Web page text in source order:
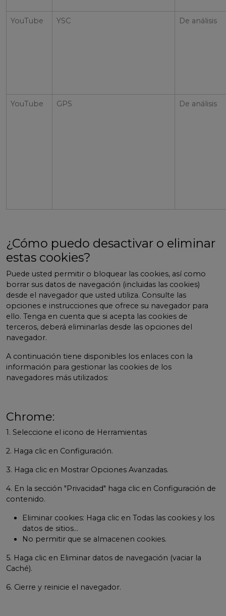
YouTube YSC De análisis
YouTube GPS De análisis
¿Cómo puedo desactivar o eliminar
estas cookies?
Puede usted permitir o bloquear las cookies, así como
borrar sus datos de navegación (incluidas las cookies)
desde el navegador que usted utiliza. Consulte las
opciones e instrucciones que ofrece su navegador para
ello. Tenga en cuenta que si acepta las cookies de
terceros, deberá eliminarlas desde las opciones del
navegador.
A continuación tiene disponibles los enlaces con la
información para gestionar las cookies de los
navegadores más utilizados:
Chrome:
1. Seleccione el icono de Herramientas
2. Haga clic en Configuración.
3. Haga clic en Mostrar Opciones Avanzadas.
4. En la sección "Privacidad" haga clic en Configuración de
contenido.
Eliminar cookies: Haga clic en Todas las cookies y los
datos de sitios…
No permitir que se almacenen cookies.
5. Haga clic en Eliminar datos de navegación (vaciar la
Caché).
6. Cierre y reinicie el navegador.